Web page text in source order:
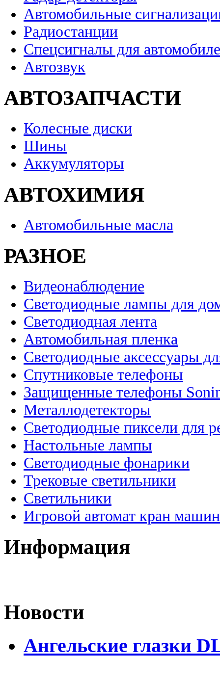
Автомобильные
Радиостанции
Спецсигналы для
Автозвук
АВТОЗАПЧАСТИ
Колесные диски
Шины
Аккумуляторы
АВТОХИМИЯ
Автомобильные масла
РАЗНОЕ
Видеонаблюдение
Светодиодные лампы для
Светодиодная лента
Автомобильная пленка
Светодиодные аксессуары
Спутниковые телефоны
Защищенные телефоны
Металлодетекторы
Светодиодные пиксели для
Настольные лампы
Светодиодные фонарики
Трековые светильники
Светильники
Игровой автомат кран
Информация
Новости
Ангельские глазки